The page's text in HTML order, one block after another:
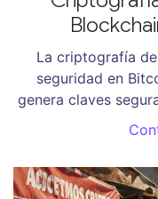
La criptografía
seguridad en
genera claves
reemplazó a RSA,